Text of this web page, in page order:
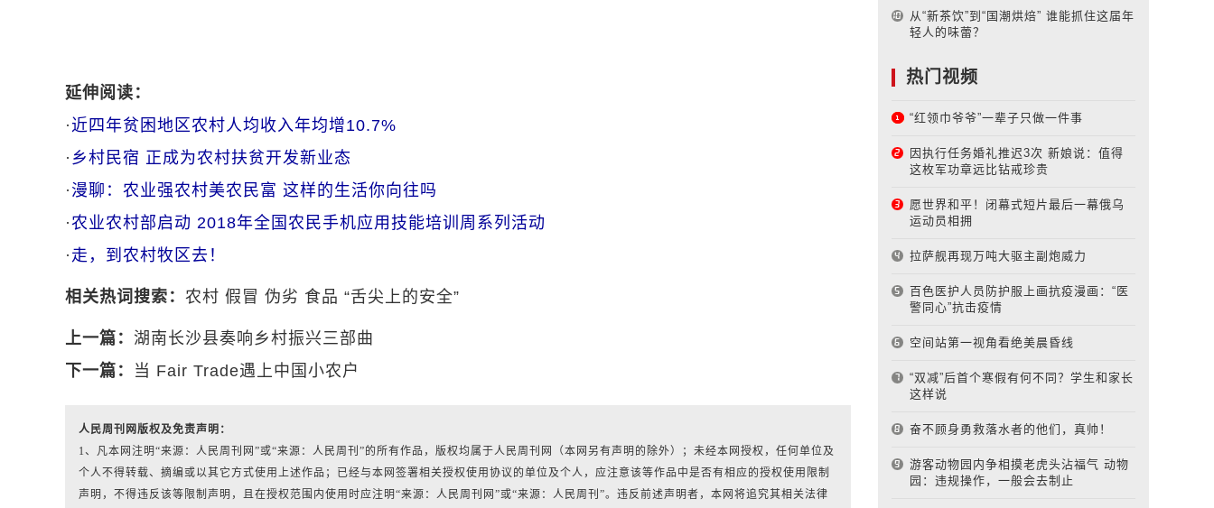
延伸阅读：
· 近四年贫困地区农村人均收入年均增10.7%
· 乡村民宿 正成为农村扶贫开发新业态
· 漫聊：农业强农村美农民富 这样的生活你向往吗
·农业农村部启动 2018年全国农民手机应用技能培训周系列活动
· 走，到农村牧区去！
相关热词搜索： 农村 假冒 伪劣 食品 “舌尖上的安全”
上一篇： 湖南长沙县奏响乡村振兴三部曲
下一篇： 当 Fair Trade遇上中国小农户
人民周刊网版权及免责声明：
1、凡本网注明“来源：人民周刊网”或“来源：人民周刊”的所有作品，版权均属于人民周刊网（本网另有声明的除外）；未经本网授权，任何单位及
个人不得转载、摘编或以其它方式使用上述作品；已经与本网签署相关授权使用协议的单位及个人，应注意该等作品中是否有相应的授权使用限制
声明，不得违反该等限制声明，且在授权范围内使用时应注明“来源：人民周刊网”或“来源：人民周刊”。违反前述声明者，本网将追究其相关法律
从“新茶饮”到“国潮烘焙” 谁能抓住这届年
轻人的味蕾？
热门视频
“红领巾爷爷”一辈子只做一件事
因执行任务婚礼推迟3次 新娘说：值得
这枚军功章远比钻戒珍贵
愿世界和平！闭幕式短片最后一幕俄乌
运动员相拥
拉萨舰再现万吨大驱主副炮威力
百色医护人员防护服上画抗疫漫画：“医
警同心”抗击疫情
空间站第一视角看绝美晨昏线
“双减”后首个寒假有何不同？学生和家长
这样说
奋不顾身勇救落水者的他们，真帅！
游客动物园内争相摸老虎头沾福气 动物
园：违规操作，一般会去制止